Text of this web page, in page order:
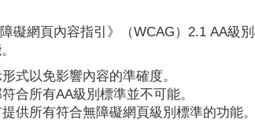
礙網頁內容指引》（WCAG）2.1 AA級
式以免影響內容的準確度。
合所有AA級別標準並不可能。
供所有符合無障礙網頁級別標準的功能。